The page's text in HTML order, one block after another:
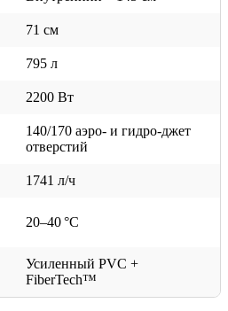
71 см
795 л
2200 Вт
140/170 аэро- и гидро-джет
отверстий
1741 л/ч
20–40 °C
Усиленный PVC +
FiberTech™